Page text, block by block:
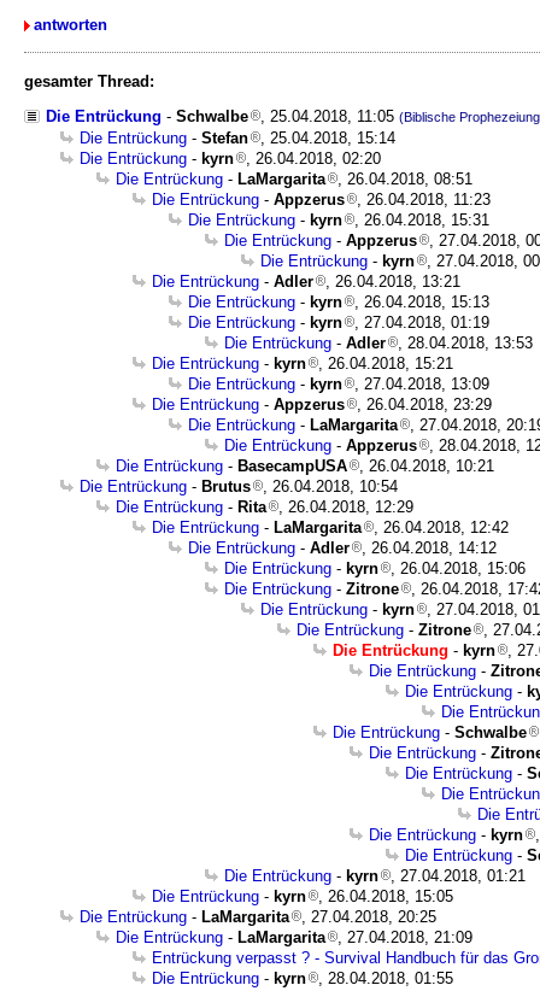
antworten
gesamter Thread:
Die Entrückung - Schwalbe , 25.04.2018, 11:05 (Biblische
Die Entrückung - Stefan
, 25.04.2018, 15:14
Die Entrückung - kyrn
, 26.04.2018, 02:20
Die Entrückung - LaMargarita
, 26.04.2018, 08:51
Die Entrückung - Appzerus
, 26.04.2018, 11:23
Die Entrückung - kyrn
, 26.04.2018, 15:31
Die Entrückung - Appzerus
, 27.04.2018,
Die Entrückung - kyrn
, 27.04.2018,
Die Entrückung - Adler
, 26.04.2018, 13:21
Die Entrückung - kyrn
, 26.04.2018, 15:13
Die Entrückung - kyrn
, 27.04.2018, 01:19
Die Entrückung - Adler
, 28.04.2018, 13:53
Die Entrückung - kyrn
, 26.04.2018, 15:21
Die Entrückung - kyrn
, 27.04.2018, 13:09
Die Entrückung - Appzerus
, 26.04.2018, 23:29
Die Entrückung - LaMargarita
, 27.04.2018,
Die Entrückung - Appzerus
, 28.04.2018,
Die Entrückung - BasecampUSA
, 26.04.2018, 10:21
Die Entrückung - Brutus
, 26.04.2018, 10:54
Die Entrückung - Rita
, 26.04.2018, 12:29
Die Entrückung - LaMargarita
, 26.04.2018, 12:42
Die Entrückung - Adler
, 26.04.2018, 14:12
Die Entrückung - kyrn
, 26.04.2018, 15:06
Die Entrückung - Zitrone
, 26.04.2018,
Die Entrückung - kyrn
, 27.04.2018,
Die Entrückung - Zitrone
,
Die Entrückung - kyrn
,
Die Entrückung -
Die Entrückung -
Die
Die Entrückung - Schwalbe
Die Entrückung -
Die Entrückung -
Die
Die
Die Entrückung - kyrn
Die Entrückung -
Die Entrückung - kyrn
, 27.04.2018, 01:21
Die Entrückung - kyrn
, 26.04.2018, 15:05
Die Entrückung - LaMargarita
, 27.04.2018, 20:25
Die Entrückung - LaMargarita
, 27.04.2018, 21:09
Entrückung verpasst ? - Survival Handbuch für das
Die Entrückung - kyrn
, 28.04.2018, 01:55